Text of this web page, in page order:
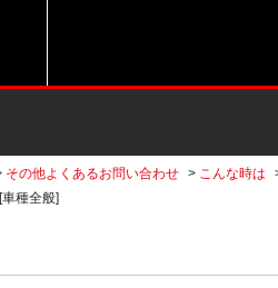
その他よくあるお問い合わせ > こんな時は
種全般]